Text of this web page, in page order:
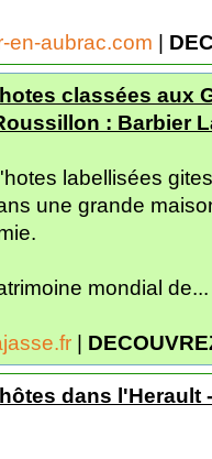
en-aubrac.com |
classées aux
: Barbier
labellisées
une grande
mondial de...
|
dans